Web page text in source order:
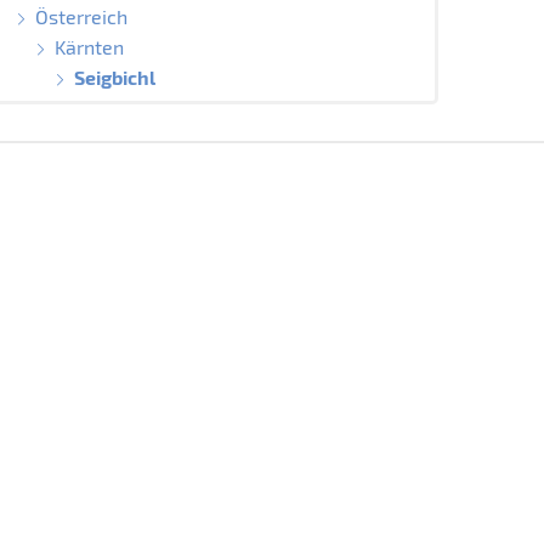
Österreich
Kärnten
Seigbichl